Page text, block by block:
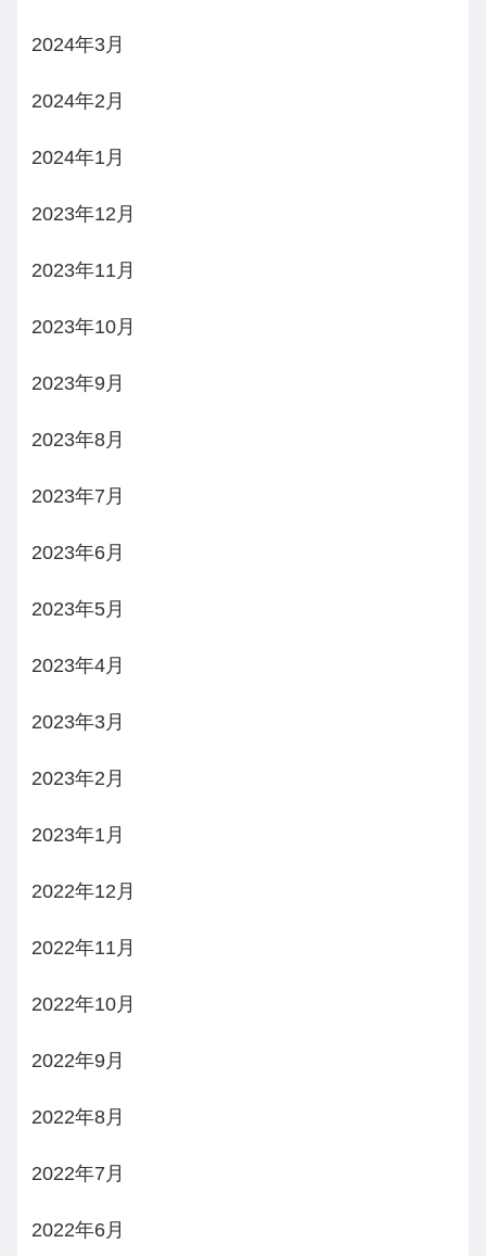
2024年3月
2024年2月
2024年1月
2023年12月
2023年11月
2023年10月
2023年9月
2023年8月
2023年7月
2023年6月
2023年5月
2023年4月
2023年3月
2023年2月
2023年1月
2022年12月
2022年11月
2022年10月
2022年9月
2022年8月
2022年7月
2022年6月